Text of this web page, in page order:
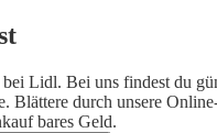
Lidl. Bei uns findest du
Blättere durch unsere
bares Geld.